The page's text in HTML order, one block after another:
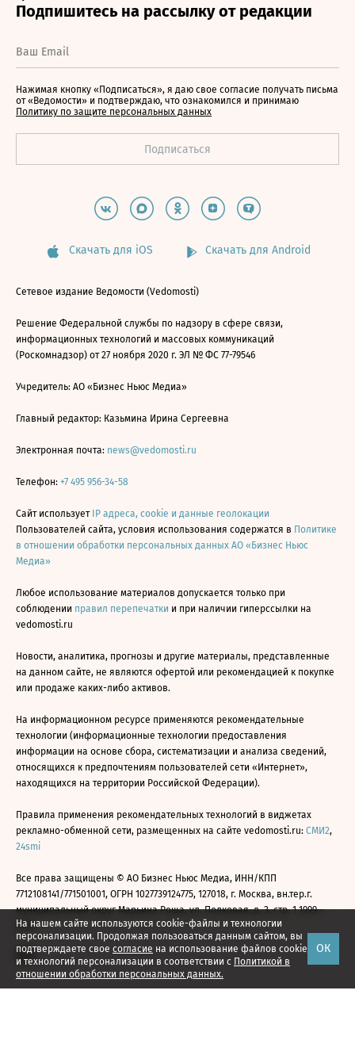
На нашем сайте используются cookie-файлы и технологии
персонализации. Продолжая пользоваться данным сайтом, вы
подтверждаете свое согласие на использование файлов cookie
и технологий персонализации в соответствии с Политикой в
отношении обработки персональных данных.
ОК
Нажимая кнопку «Подписаться», я даю свое согласие получать письма
от «Ведомости» и подтверждаю, что ознакомился и принимаю
Политику по защите персональных данных
Скачать для iOS Скачать для Android
Сетевое издание Ведомости (Vedomosti)
Решение Федеральной службы по надзору в сфере связи,
информационных технологий и массовых коммуникаций
(Роскомнадзор) от 27 ноября 2020 г. ЭЛ № ФС 77-79546
Учредитель: АО «Бизнес Ньюс Медиа»
Главный редактор: Казьмина Ирина Сергеевна
Электронная почта: news@vedomosti.ru
Телефон: +7 495 956-34-58
Сайт использует IP адреса, cookie и данные геолокации
Пользователей сайта, условия использования содержатся в Политике
в отношении обработки персональных данных АО «Бизнес Ньюс
Медиа»
Любое использование материалов допускается только при
соблюдении правил перепечатки и при наличии гиперссылки на
vedomosti.ru
Новости, аналитика, прогнозы и другие материалы, представленные
на данном сайте, не являются офертой или рекомендацией к покупке
или продаже каких-либо активов.
На информационном ресурсе применяются рекомендательные
технологии (информационные технологии предоставления
информации на основе сбора, систематизации и анализа сведений,
относящихся к предпочтениям пользователей сети «Интернет»,
находящихся на территории Российской Федерации).
Правила применения рекомендательных технологий в виджетах
рекламно-обменной сети, размещенных на сайте vedomosti.ru: СМИ2,
24smi
Все права защищены © АО Бизнес Ньюс Медиа, ИНН/КПП
7712108141/771501001, ОГРН 1027739124775, 127018, г. Москва, вн.тер.г.
муниципальный округ Марьина Роща, ул. Полковая, д. 3, стр. 1 1999—
2026